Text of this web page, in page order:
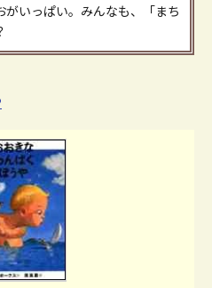
がいっぱい。みんなも、「まち